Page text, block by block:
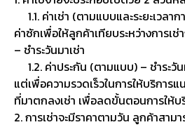
1.1. ค่าเช่า (ตามแบบและระยะเวลา
ค่าซักเพื่อให้ลูกค้าเทียบระหว่างการเ
– ชำระวันมาเช่า
1.2. ค่าประกัน (ตามแบบ) – ชำระวั
แต่เพื่อความรวดเร็วในการให้บริการแ
ที่มาตกลงเช่า เพื่อลดขั้นตอนการให้บ
2. การเช่าจะมีราคาตามวัน ลูกค้าสาม